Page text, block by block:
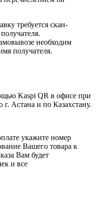
требуется скан-
необходим
получателя.
Kaspi QR в офисе при
г. Астана и по Казахстану.
укажите номер
Вашего товара к
Вам будет
и все